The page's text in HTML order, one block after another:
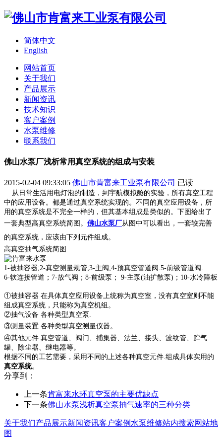
简体中文
English
网站首页
关于我们
产品展示
新闻资讯
技术知识
客户案例
水泵维修
联系我们
佛山水泵厂浅析常用真空系统的组成与安装
2015-02-04 09:33:05 佛山市肯富来工业泵有限公司 已读
从日常生活用电灯泡的制造，到宇航模拟舱的实验，所有真空工程
中的应用设备。都是通过真空系统实现的。不同的真空应用设备，所
用的真空系统是不完全一样的，但其基本组成是类似的。下图给出了
一套典型高真空系统简图。 佛山水泵厂从图中可以看出，一套较完善
的真空系统，应该由下列元件组成。
高真空抽气系统简图
1-被抽容器;2-真空测量规管;3-主阀;4-预真空管道阀.5-前级管道阀.
6-软连接管道；7-放气阀；8-前级泵； 9-主泵(油扩散泵)；10-水冷障板
①被抽容器 在具体真空应用设备上统称为真空室，没有真空室则不能
组成真空系统，只能称为真空机组。
②抽气设备 各种类型真空泵.
③测量装置 各种类型真空测量仪器。
④其他元件 真空管道、阀门、捕集器、法兰、接头、波纹管、贮气
罐、除尘器、继电器等。
根据不同的工艺需要，采用不同的上述各种真空元件.组成具体实用的
真空系统。
分享到：
上一条肯富来水环真空泵的主要优缺点
下一条佛山水泵浅析真空泵抽气速率的三种分类
关于我们产品展示新闻资讯客户案例 水泵维修站内搜索网站地
图